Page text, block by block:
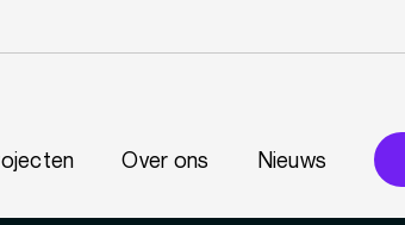
Over ons Nieuws